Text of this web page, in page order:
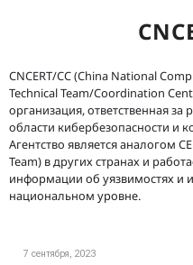
CNCERT/CC (China National
Technical Team/Coordination
организация, ответственная
области кибербезопасности и
Агентство является аналогом
Team) в других странах и
информации об уязвимостях и
национальном уровне.
7 сентября, 2023